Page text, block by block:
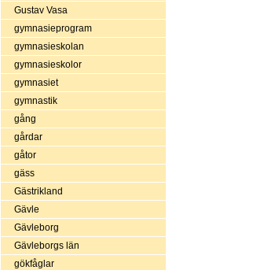
Gustav Vasa
gymnasieprogram
gymnasieskolan
gymnasieskolor
gymnasiet
gymnastik
gång
gårdar
gåtor
gäss
Gästrikland
Gävle
Gävleborg
Gävleborgs län
gökfåglar